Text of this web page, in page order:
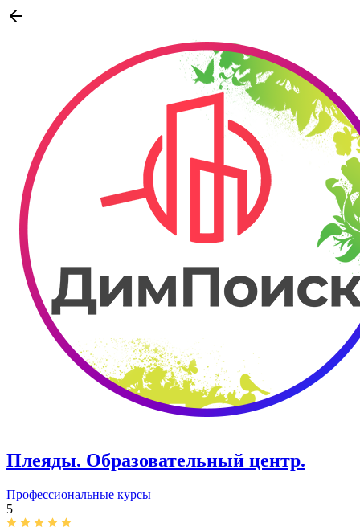
Плеяды. Образовательный центр.
Профессиональные курсы
5